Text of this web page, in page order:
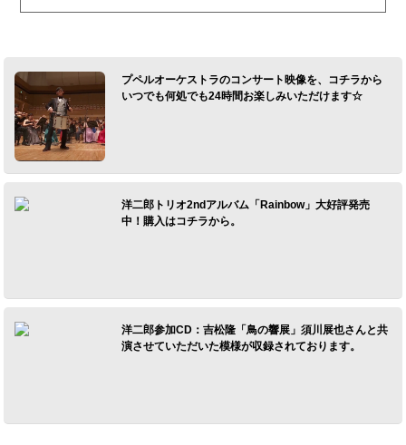
プペルオーケストラのコンサート映像を、コチラから
いつでも何処でも24時間お楽しみいただけます☆
洋二郎トリオ2ndアルバム「Rainbow」大好評発売
中！購入はコチラから。
洋二郎参加CD：吉松隆「鳥の響展」須川展也さんと共
演させていただいた模様が収録されております。